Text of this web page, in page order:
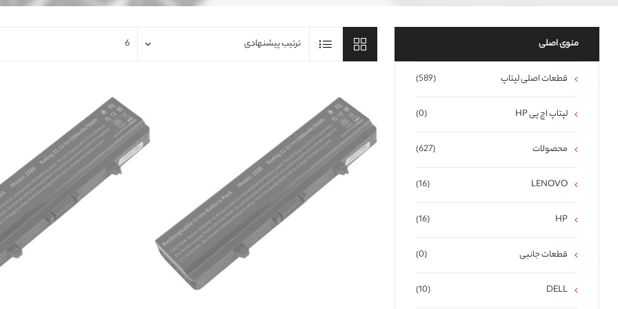
فلت لپتاپ
منوی اصلی
(589) قطعات اصلی لپتاپ
(0) لپتاپ اچ پی HP
(627) محصولات
(16) LENOVO
(16) HP
(0) قطعات جانبی
(10) DELL